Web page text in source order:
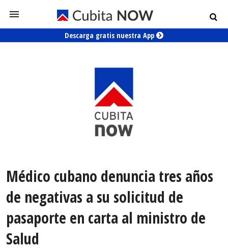
Descarga gratis nuestra App
Médico cubano denuncia tres años
de negativas a su solicitud de
pasaporte en carta al ministro de
Salud